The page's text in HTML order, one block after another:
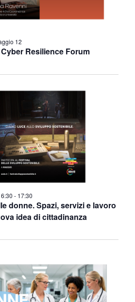
Resilience Forum
12
donne. Spazi, servizi e lavoro
idea di cittadinanza
- 17:30